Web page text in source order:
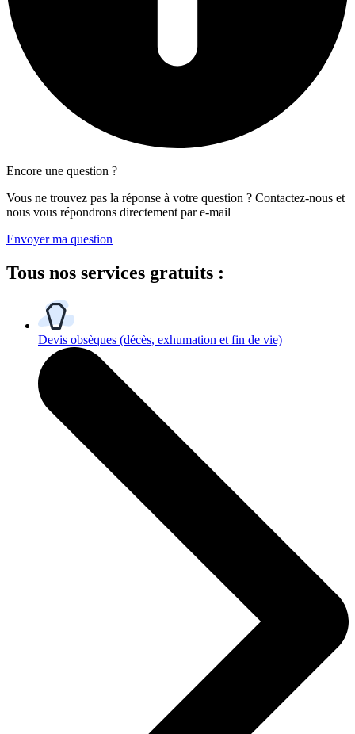
Encore une question ?
Vous ne trouvez pas la réponse à votre question ? Contactez-nous et
nous vous répondrons directement par e-mail
Envoyer ma question
Tous nos services gratuits :
Devis obsèques (décès, exhumation et fin de vie)